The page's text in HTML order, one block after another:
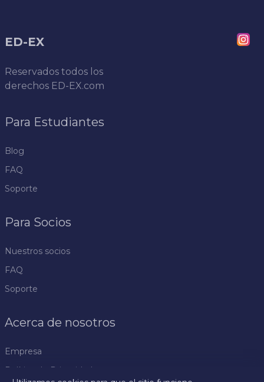
ED-EX
Reservados todos los
derechos ED-EX.com
Para Estudiantes
Blog
FAQ
Soporte
Para Socios
Nuestros socios
FAQ
Soporte
Acerca de nosotros
Empresa
Política de Privacidad